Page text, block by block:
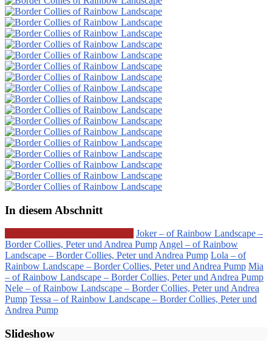
In diesem Abschnitt
Joker – of Rainbow Landscape –
Border Collies, Peter und Andrea PumpAngel – of Rainbow
Landscape – Border Collies, Peter und Andrea Pump Lola – of
Rainbow Landscape – Border Collies, Peter und Andrea Pump Mia
– of Rainbow Landscape – Border Collies, Peter und Andrea Pump
Nele – of Rainbow Landscape – Border Collies, Peter und Andrea
Pump Tessa – of Rainbow Landscape – Border Collies, Peter und
Andrea Pump
Slideshow